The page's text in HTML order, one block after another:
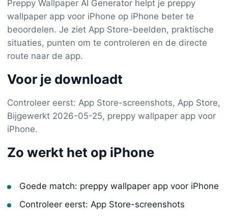
Preppy Wallpaper AI Generator helpt je preppy
wallpaper app voor iPhone op iPhone beter te
beoordelen. Je ziet App Store-beelden, praktische
situaties, punten om te controleren en de directe
route naar de app.
Voor je downloadt
Controleer eerst: App Store-screenshots, App Store,
Bijgewerkt 2026-05-25, preppy wallpaper app voor
iPhone.
Zo werkt het op iPhone
Goede match: preppy wallpaper app voor iPhone
Controleer eerst: App Store-screenshots